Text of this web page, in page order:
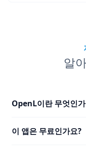
알
OpenL이란 무엇인
이 앱은 무료인가요?